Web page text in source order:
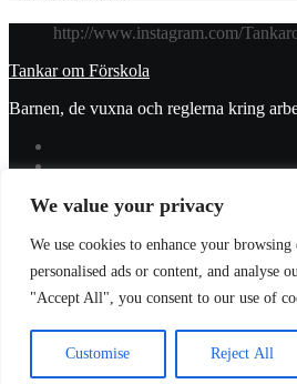
We value your privacy
We use cookies to enhance your browsing
personalised ads or content, and analyse
"Accept All", you consent to our use of
Customise Reject All
http://www.instagram.com/
Tankar om Förskola
Barnen, de vuxna och reglerna kring
Donera
Integritetspolicy
Prenumerera